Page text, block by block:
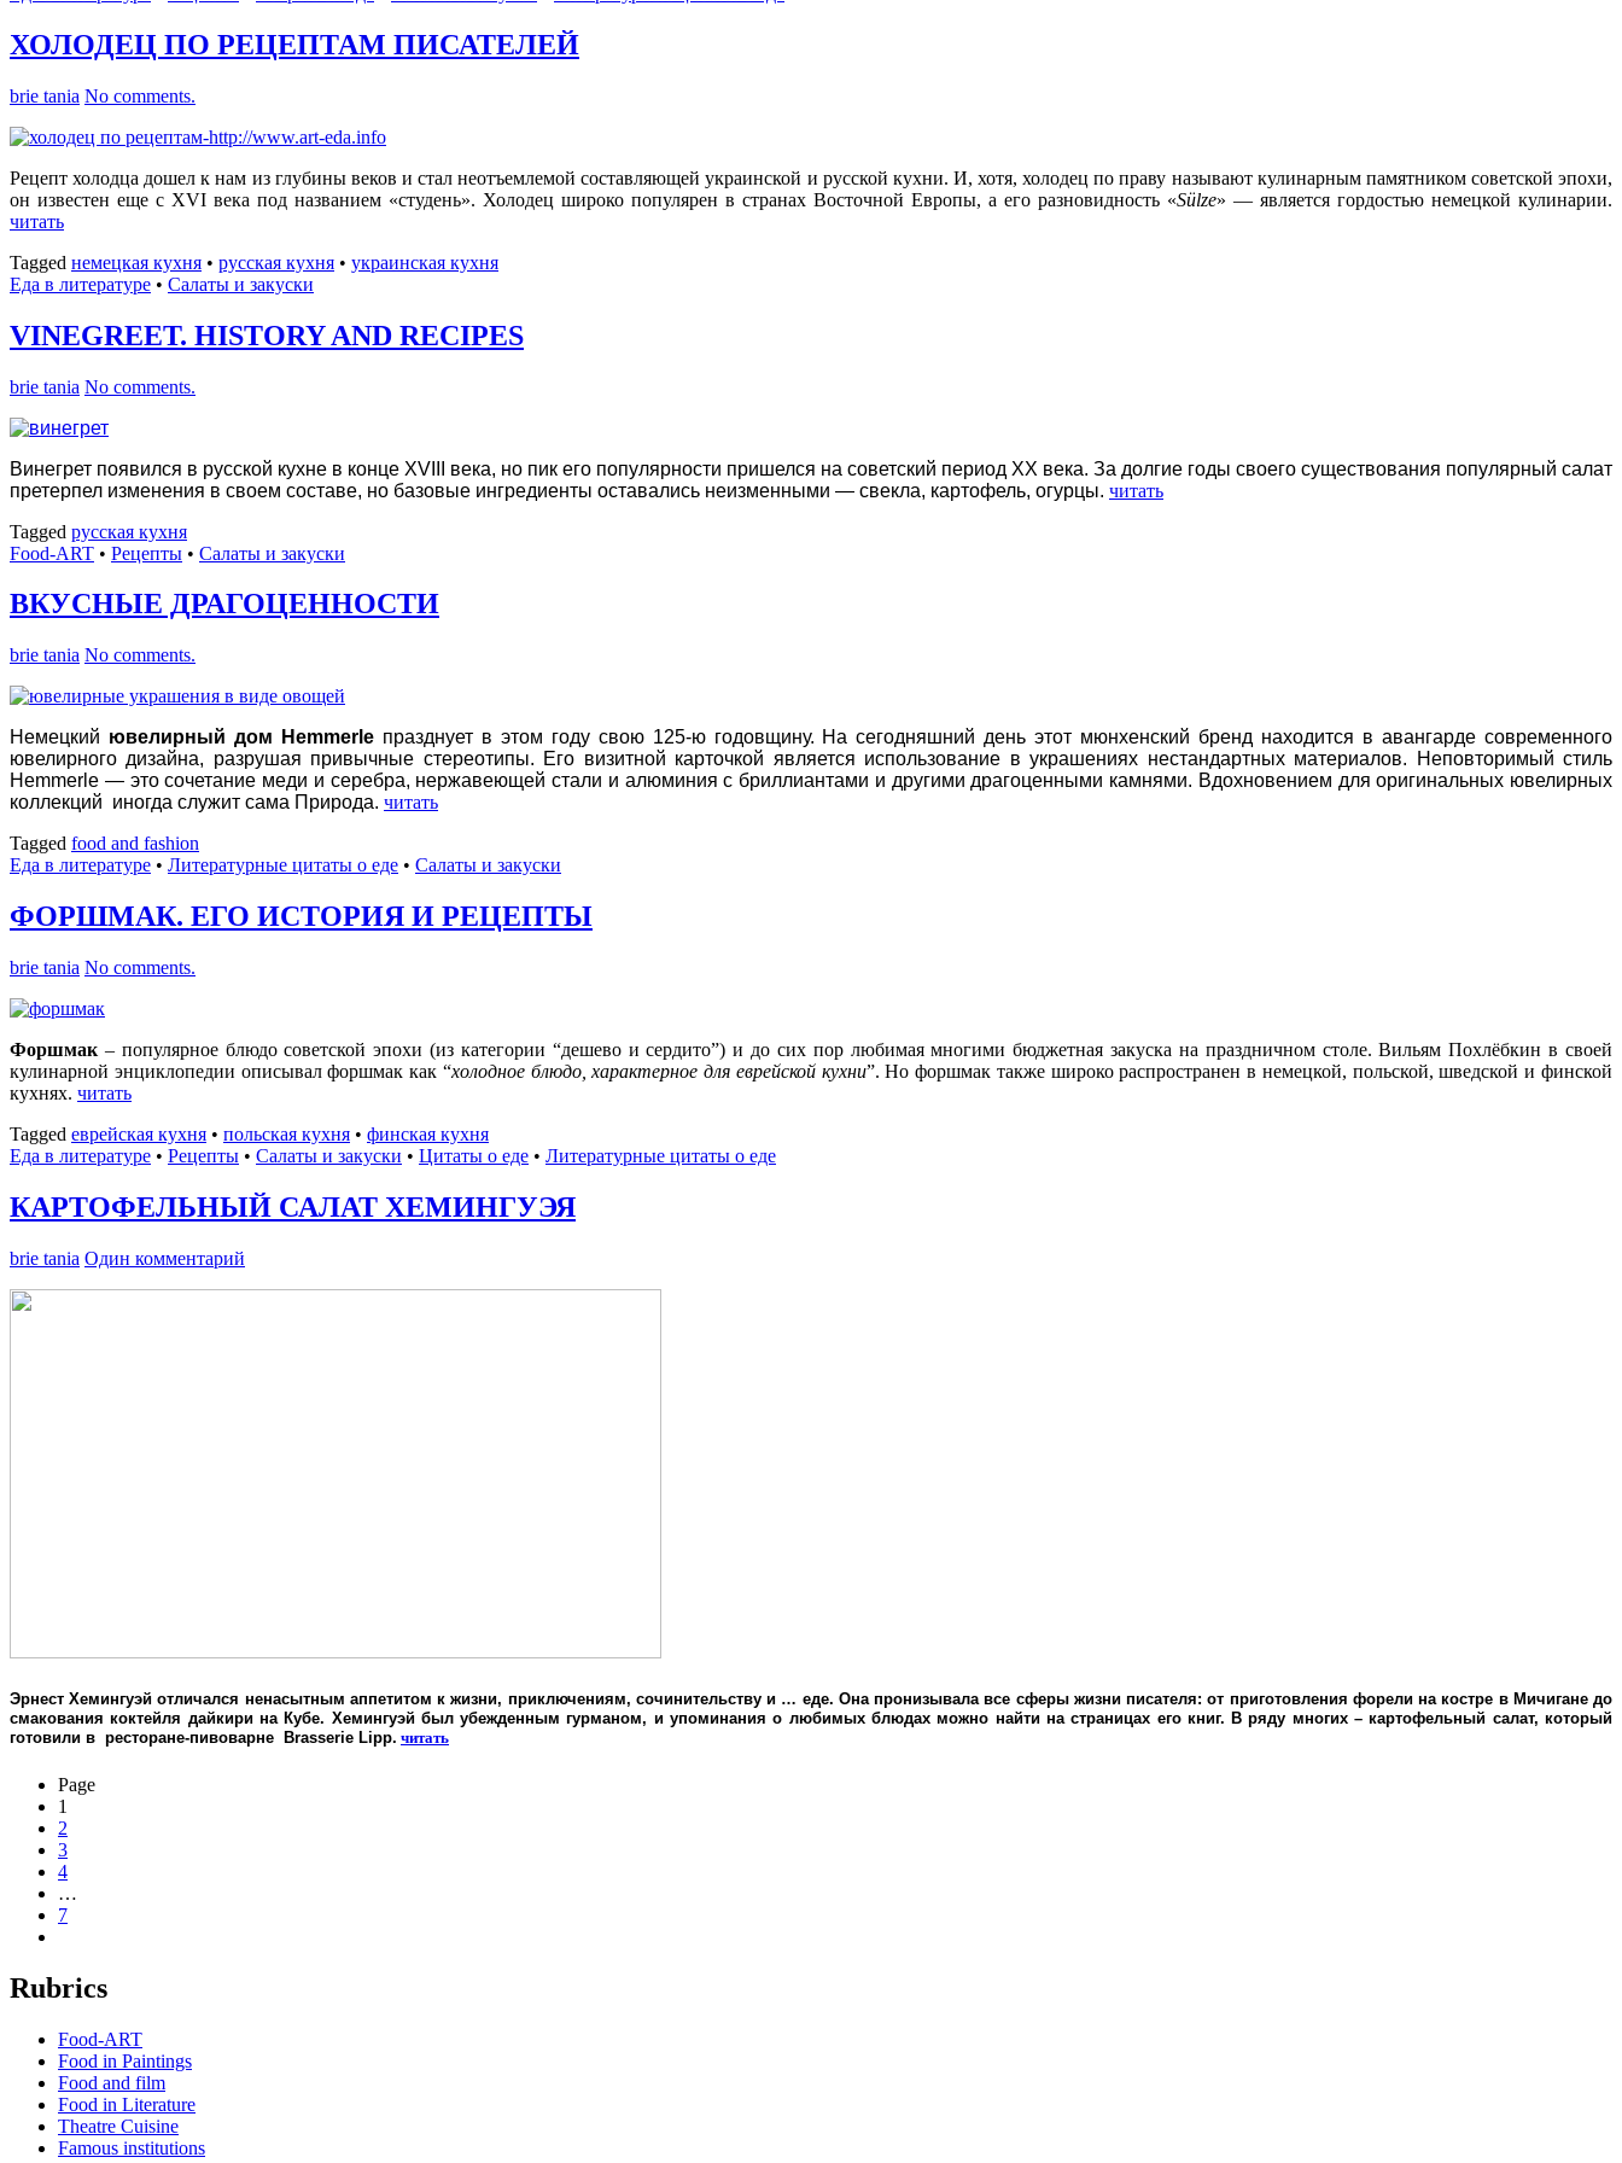
ХОЛОДЕЦ ПО РЕЦЕПТАМ ПИСАТЕЛЕЙ
brie tania No comments.
Рецепт холодца дошел к нам из глубины веков и стал неотъемлемой составляющей украинской и русской кухни. И, хотя, холодец по праву называют кулинарным памятником советской эпохи,
он известен еще с XVI века под названием «студень». Холодец широко популярен в странах Восточной Европы, а его разновидность «Sülze» — является гордостью немецкой кулинарии.
читать
Tagged немецкая кухня • русская кухня • украинская кухня
Еда в литературе • Салаты и закуски
VINEGREET. HISTORY AND RECIPES
brie tania No comments.
Винегрет появился в русской кухне в конце XVIII века, но пик его популярности пришелся на советский период XX века. За долгие годы своего существования популярный салат
претерпел изменения в своем составе, но базовые ингредиенты оставались неизменными — свекла, картофель, огурцы. читать
Tagged русская кухня
Food-ART • Рецепты • Салаты и закуски
ВКУСНЫЕ ДРАГОЦЕННОСТИ
brie tania No comments.
Немецкий ювелирный дом Hemmerleпразднует в этом году свою 125-ю годовщину. На сегодняшний день этот мюнхенский бренд находится в авангарде современного
ювелирного дизайна, разрушая привычные стереотипы. Его визитной карточкой является использование в украшениях нестандартных материалов. Неповторимый стиль
Hemmerle — это сочетание меди и серебра, нержавеющей стали и алюминия с бриллиантами и другими драгоценными камнями. Вдохновением для оригинальных ювелирных
коллекций иногда служит сама Природа. читать
Tagged food аnd fashion
Еда в литературе • Литературные цитаты o еде • Салаты и закуски
ФОРШМАК. ЕГО ИСТОРИЯ И РЕЦЕПТЫ
brie tania No comments.
Форшмак – популярное блюдо советской эпохи (из категории “дешево и сердито”) и до сих пор любимая многими бюджетная закуска на праздничном столе. Вильям Похлёбкин в своей
кулинарной энциклопедии описывал форшмак как “холодное блюдо, характерное для еврейской кухни”. Но форшмак также широко распространен в немецкой, польской, шведской и финской
кухнях. читать
Tagged еврейская кухня • польская кухня • финская кухня
Еда в литературе • Рецепты • Салаты и закуски • Цитаты о еде • Литературные цитаты o еде
КАРТОФЕЛЬНЫЙ САЛАТ ХЕМИНГУЭЯ
brie tania Один комментарий
Эрнест Хемингуэй отличался ненасытным аппетитом к жизни, приключениям, сочинительству и … еде. Она пронизывала все сферы жизни писателя: от приготовления форели на костре в Мичигане до
смакования коктейля дайкири на Кубе. Хемингуэй был убежденным гурманом, и упоминания о любимых блюдах можно найти на страницах его книг. В ряду многих – картофельный салат, который
готовили в ресторане-пивоварне Brasserie Lipp. читать
Page
1
2
3
4
…
7
Rubrics
Food-ART
Food in Paintings
Food and film
Food in Literature
Theatre Cuisine
Famous institutions